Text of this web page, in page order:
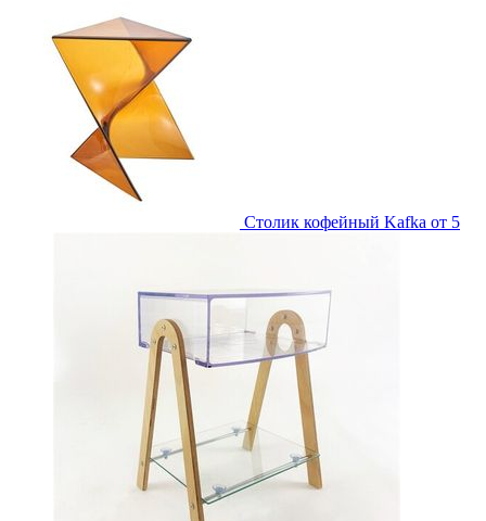
Столик кофейный Kafka от 5